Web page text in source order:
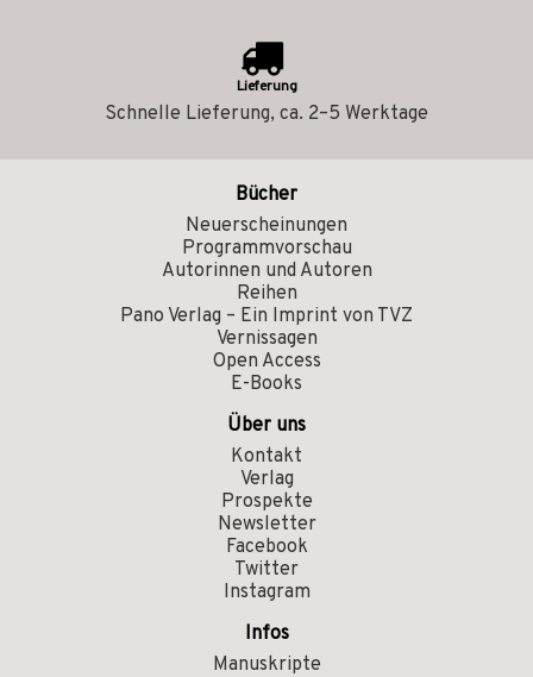
Lieferung
Schnelle Lieferung, ca. 2–5 Werktage
Bücher
Neuerscheinungen
Programmvorschau
Autorinnen und Autoren
Reihen
Pano Verlag – Ein Imprint von TVZ
Vernissagen
Open Access
E-Books
Über uns
Kontakt
Verlag
Prospekte
Newsletter
Facebook
Twitter
Instagram
Infos
Manuskripte